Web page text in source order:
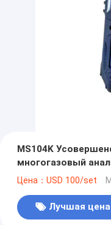
MS104K
многогазовый
вдохновленной
Цена：USD 100/set
Лучшая цена